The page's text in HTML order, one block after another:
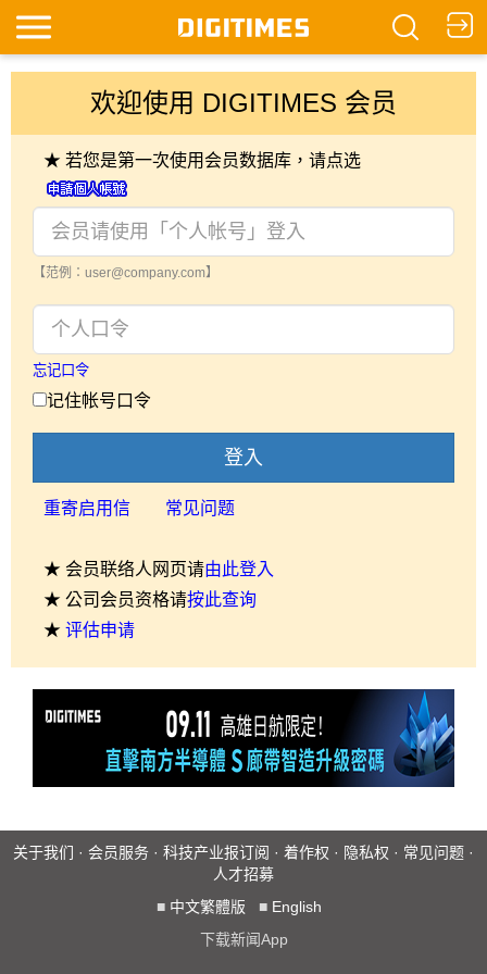
欢迎使用 DIGITIMES 会员
★ 若您是第一次使用会员数据库，请点选
【范例：user@company.com】
忘记口令
记住帐号口令
登入
重寄启用信 常见问题
★ 会员联络人网页请由此登入
★ 公司会员资格请按此查询
★ 评估申请
关于我们 · 会员服务 · 科技产业报订阅 · 着作权 · 隐私权 · 常见问题 ·
人才招募
■ 中文繁體版 ■ English
下载新闻App